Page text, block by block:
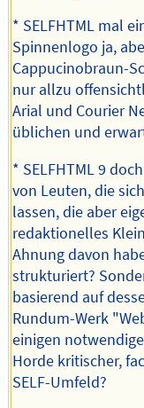
* SELFHTML mal
Spinnenlogo ja,
Cappucinobraun-
nur allzu
Arial und Courier
üblichen und
* SELFHTML 9
von Leuten, die
lassen, die aber
redaktionelles
Ahnung davon
strukturiert?
basierend auf
Rundum-Werk
einigen
Horde kritischer,
SELF-Umfeld?